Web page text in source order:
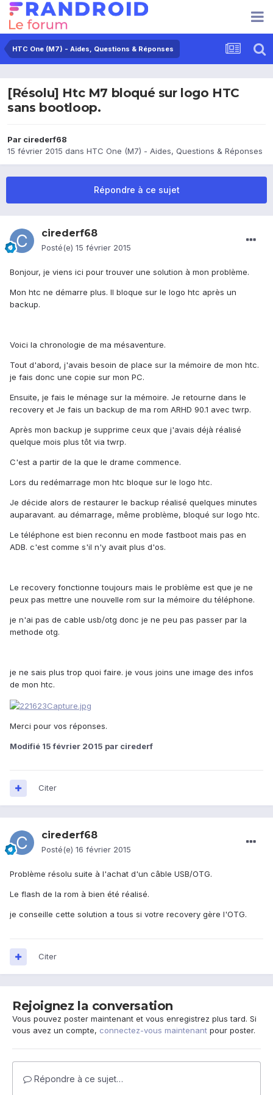
HTC One (M7) - Aides, Questions & Réponses
[Résolu] Htc M7 bloqué sur logo HTC
sans bootloop.
Par cirederf68
15 février 2015 dans HTC One (M7) - Aides, Questions & Réponses
Répondre à ce sujet
cirederf68
Posté(e) 15 février 2015
Bonjour, je viens ici pour trouver une solution à mon problème.
Mon htc ne démarre plus. Il bloque sur le logo htc après un
backup.
Voici la chronologie de ma mésaventure.
Tout d'abord, j'avais besoin de place sur la mémoire de mon htc.
je fais donc une copie sur mon PC.
Ensuite, je fais le ménage sur la mémoire. Je retourne dans le
recovery et Je fais un backup de ma rom ARHD 90.1 avec twrp.
Après mon backup je supprime ceux que j'avais déjà réalisé
quelque mois plus tôt via twrp.
C'est a partir de la que le drame commence.
Lors du redémarrage mon htc bloque sur le logo htc.
Je décide alors de restaurer le backup réalisé quelques minutes
auparavant. au démarrage, même problème, bloqué sur logo htc.
Le téléphone est bien reconnu en mode fastboot mais pas en
ADB. c'est comme s'il n'y avait plus d'os.
Le recovery fonctionne toujours mais le problème est que je ne
peux pas mettre une nouvelle rom sur la mémoire du téléphone.
je n'ai pas de cable usb/otg donc je ne peu pas passer par la
methode otg.
je ne sais plus trop quoi faire. je vous joins une image des infos
de mon htc.
Merci pour vos réponses.
Modifié 15 février 2015 par cirederf
Citer
cirederf68
Posté(e) 16 février 2015
Problème résolu suite à l'achat d'un câble USB/OTG.
Le flash de la rom à bien été réalisé.
je conseille cette solution a tous si votre recovery gère l'OTG.
Citer
Rejoignez la conversation
Vous pouvez poster maintenant et vous enregistrez plus tard. Si
vous avez un compte, connectez-vous maintenant pour poster.
Répondre à ce sujet…